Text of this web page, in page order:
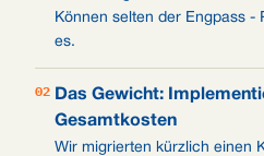
Können selten der Engpass -
es.
02 Das Gewicht:
Gesamtkosten
Wir migrierten kürzlich einen